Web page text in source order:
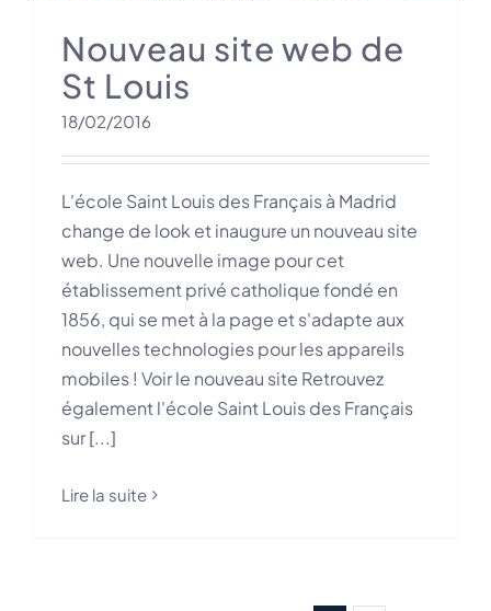
Nouveau site web de
St Louis
18/02/2016
L'école Saint Louis des Français à Madrid
change de look et inaugure un nouveau site
web. Une nouvelle image pour cet
établissement privé catholique fondé en
1856, qui se met à la page et s'adapte aux
nouvelles technologies pour les appareils
mobiles ! Voir le nouveau site Retrouvez
également l'école Saint Louis des Français
sur [...]
Lire la suite